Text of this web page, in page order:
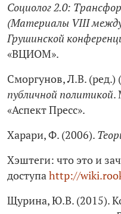
Социолог 2.0:
(Материалы VIII
Грушинской
«ВЦИОМ».
Сморгунов, Л.В. (ред.)
публичной политикой.
«Аспект Пресс».
Харари, Ф. (2006).
Хэштеги: что это и
доступаhttp://
Щурина, Ю.В. (2015).